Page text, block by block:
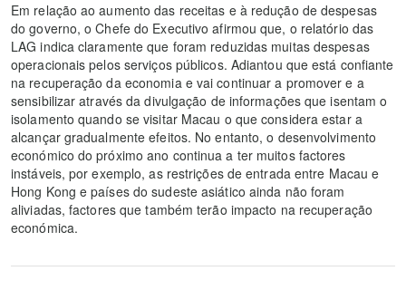
Em relação ao aumento das receitas e à redução de despesas
do governo, o Chefe do Executivo afirmou que, o relatório das
LAG indica claramente que foram reduzidas muitas despesas
operacionais pelos serviços públicos. Adiantou que está confiante
na recuperação da economia e vai continuar a promover e a
sensibilizar através da divulgação de informações que isentam o
isolamento quando se visitar Macau o que considera estar a
alcançar gradualmente efeitos. No entanto, o desenvolvimento
económico do próximo ano continua a ter muitos factores
instáveis, por exemplo, as restrições de entrada entre Macau e
Hong Kong e países do sudeste asiático ainda não foram
aliviadas, factores que também terão impacto na recuperação
económica.